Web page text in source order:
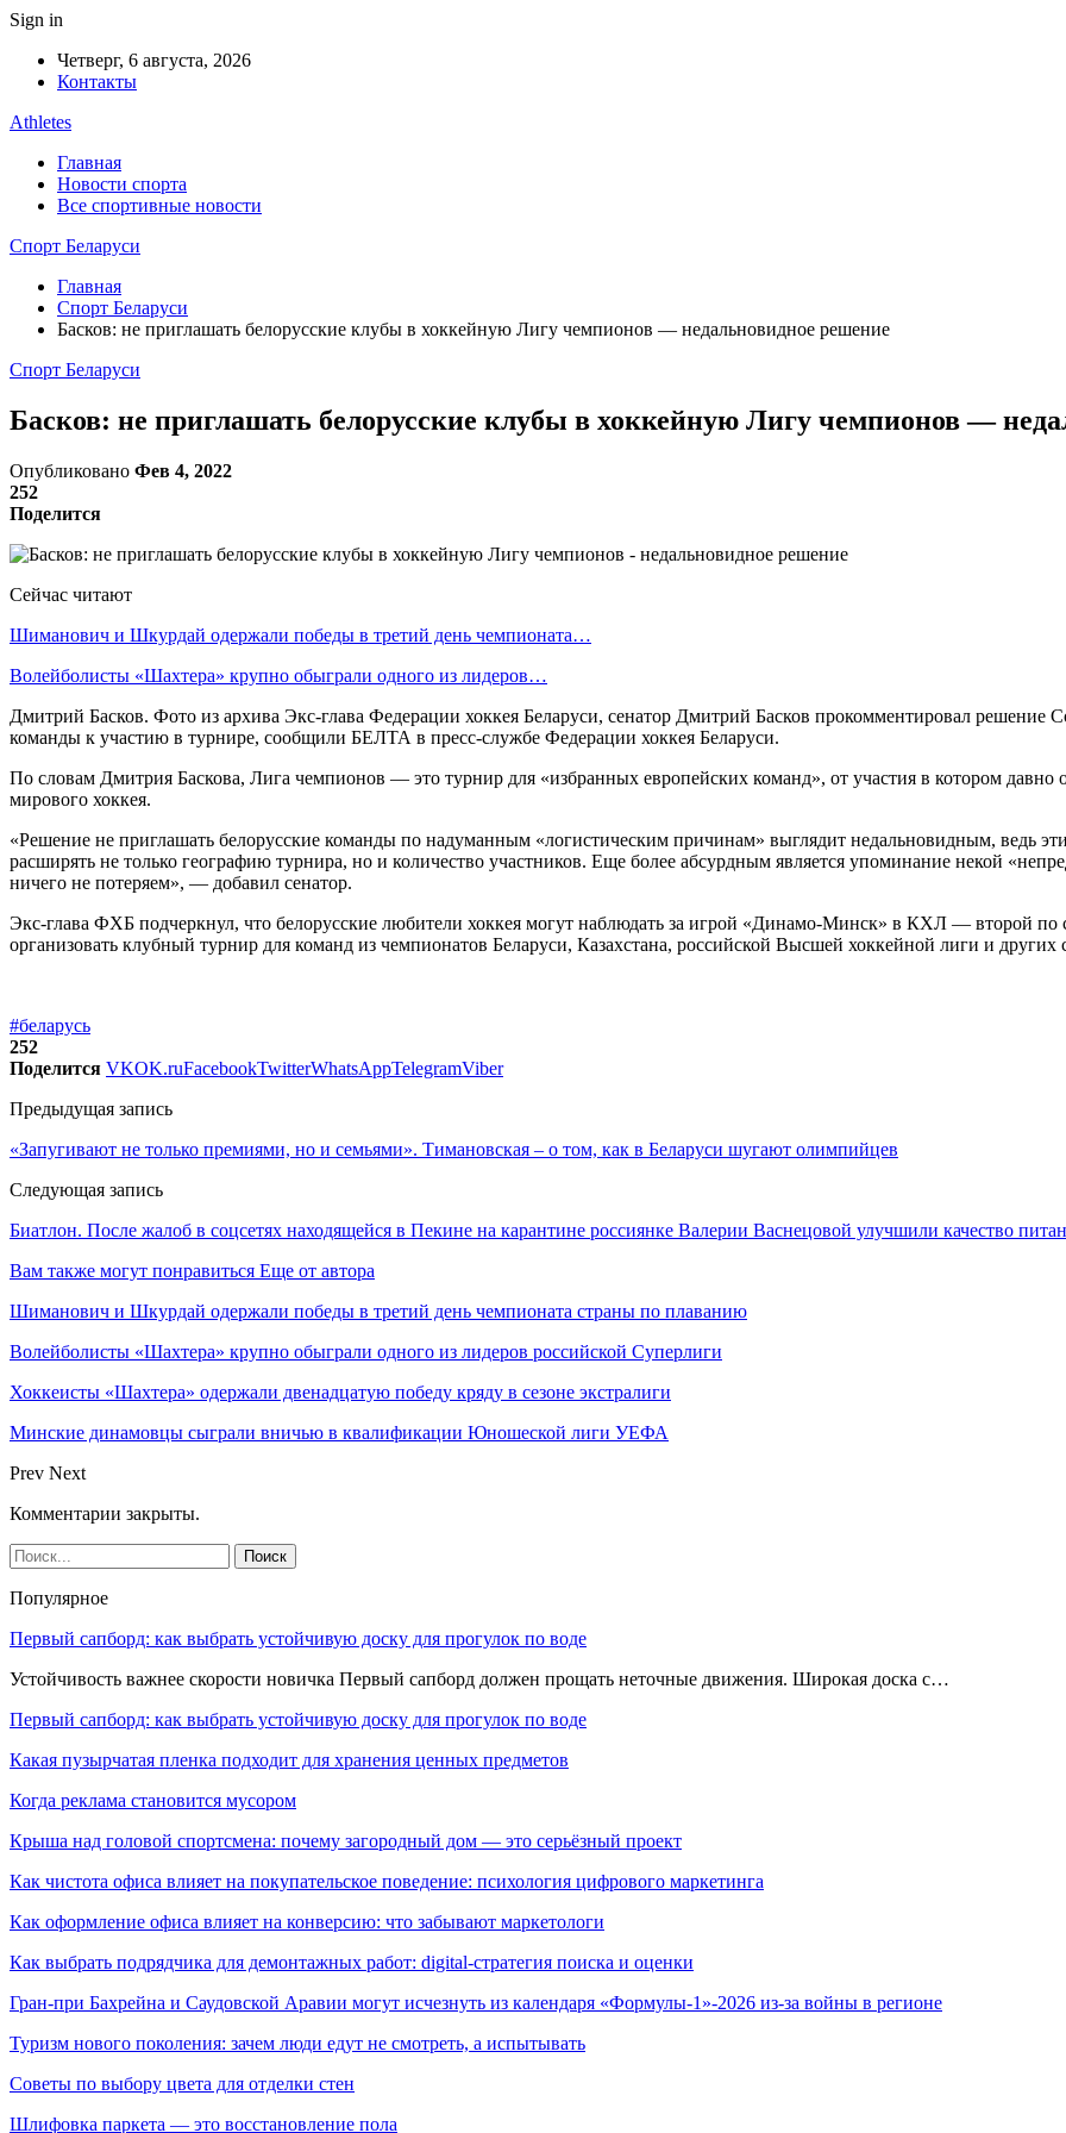
Sign in
Четверг, 6 августа, 2026
Контакты
Athletes
Главная
Новости спорта
Все спортивные новости
Спорт Беларуси
Главная
Спорт Беларуси
Басков: не приглашать белорусские клубы в хоккейную Лигу чемпионов — недальновидное решение
Спорт Беларуси
Басков: не приглашать белорусские клубы в хоккейную Лигу чемпионов —
Опубликовано Фев 4, 2022
252
Поделится
Сейчас читают
Шиманович и Шкурдай одержали победы в третий день чемпионата…
Волейболисты «Шахтера» крупно обыграли одного из лидеров…
Дмитрий Басков. Фото из архива Экс-глава Федерации хоккея Беларуси, сенатор Дмитрий Басков прокомментировал решение
команды к участию в турнире, сообщили БЕЛТА в пресс-службе Федерации хоккея Беларуси.
По словам Дмитрия Баскова, Лига чемпионов — это турнир для «избранных европейских команд», от участия в котором давно
мирового хоккея.
«Решение не приглашать белорусские команды по надуманным «логистическим причинам» выглядит недальновидным, ведь
расширять не только географию турнира, но и количество участников. Еще более абсурдным является упоминание некой
ничего не потеряем», — добавил сенатор.
Экс-глава ФХБ подчеркнул, что белорусские любители хоккея могут наблюдать за игрой «Динамо-Минск» в КХЛ — второй
организовать клубный турнир для команд из чемпионатов Беларуси, Казахстана, российской Высшей хоккейной лиги и других
#беларусь
252
Поделится VKOK.ruFacebookTwitterWhatsAppTelegramViber
Предыдущая запись
«Запугивают не только премиями, но и семьями». Тимановская – о том, как в Беларуси шугают олимпийцев
Следующая запись
Биатлон. После жалоб в соцсетях находящейся в Пекине на карантине россиянке Валерии Васнецовой улучшили качество
Вам также могут понравиться Еще от автора
Шиманович и Шкурдай одержали победы в третий день чемпионата страны по плаванию
Волейболисты «Шахтера» крупно обыграли одного из лидеров российской Суперлиги
Хоккеисты «Шахтера» одержали двенадцатую победу кряду в сезоне экстралиги
Минские динамовцы сыграли вничью в квалификации Юношеской лиги УЕФА
Prev Next
Комментарии закрыты.
Популярное
Первый сапборд: как выбрать устойчивую доску для прогулок по воде
Устойчивость важнее скорости новичка Первый сапборд должен прощать неточные движения. Широкая доска с…
Первый сапборд: как выбрать устойчивую доску для прогулок по воде
Какая пузырчатая пленка подходит для хранения ценных предметов
Когда реклама становится мусором
Крыша над головой спортсмена: почему загородный дом — это серьёзный проект
Как чистота офиса влияет на покупательское поведение: психология цифрового маркетинга
Как оформление офиса влияет на конверсию: что забывают маркетологи
Как выбрать подрядчика для демонтажных работ: digital-стратегия поиска и оценки
Гран-при Бахрейна и Саудовской Аравии могут исчезнуть из календаря «Формулы-1»-2026 из-за войны в регионе
Туризм нового поколения: зачем люди едут не смотреть, а испытывать
Советы по выбору цвета для отделки стен
Шлифовка паркета — это восстановление пола